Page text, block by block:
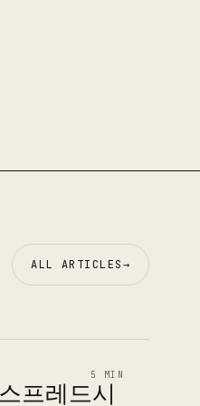
ALL ARTICLES→
5 MIN
프레드시